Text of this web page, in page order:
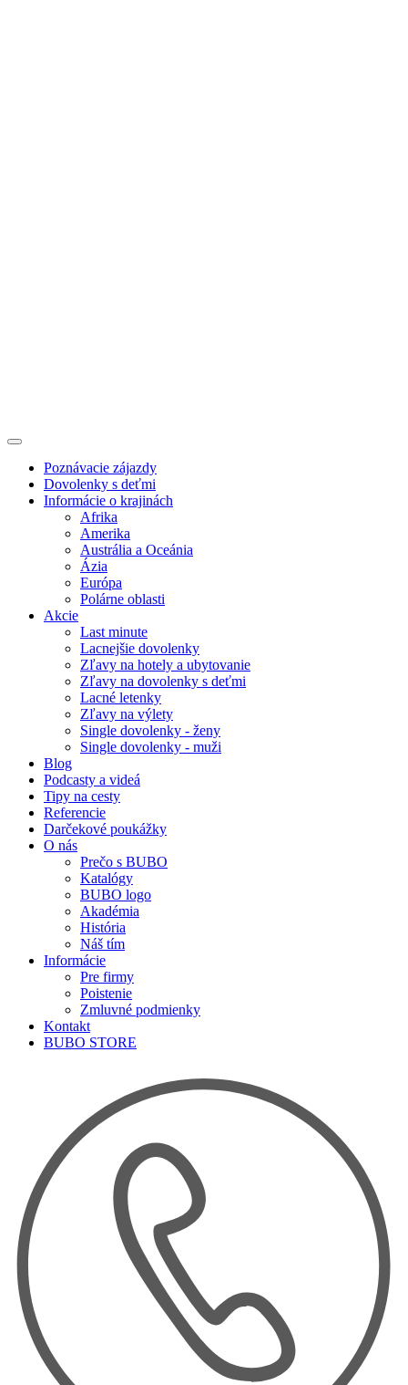
Poznávacie zájazdy
Dovolenky s deťmi
Informácie o krajinách
Afrika
Amerika
Austrália a Oceánia
Ázia
Európa
Polárne oblasti
Akcie
Last minute
Lacnejšie dovolenky
Zľavy na hotely a ubytovanie
Zľavy na dovolenky s deťmi
Lacné letenky
Zľavy na výlety
Single dovolenky - ženy
Single dovolenky - muži
Blog
Podcasty a videá
Tipy na cesty
Referencie
Darčekové poukážky
O nás
Prečo s BUBO
Katalógy
BUBO logo
Akadémia
História
Náš tím
Informácie
Pre firmy
Poistenie
Zmluvné podmienky
Kontakt
BUBO STORE